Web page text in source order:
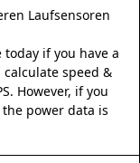
Laufsensoren
if you have a
speed &
However, if you
power data is